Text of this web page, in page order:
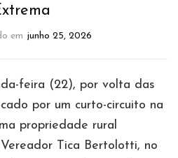
em junho 25, 2026
feira (22), por volta das
por um curto-circuito na
propriedade rural
Tica Bertolotti, no